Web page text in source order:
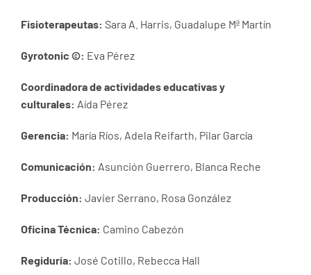
Fisioterapeutas: Sara A. Harris, Guadalupe Mª Martín
Gyrotonic ©: Eva Pérez
Coordinadora de actividades educativas y
culturales: Aída Pérez
Gerencia: María Ríos, Adela Reifarth, Pilar García
Comunicación: Asunción Guerrero, Blanca Reche
Producción: Javier Serrano, Rosa González
Oficina Técnica: Camino Cabezón
Regiduría: José Cotillo, Rebecca Hall